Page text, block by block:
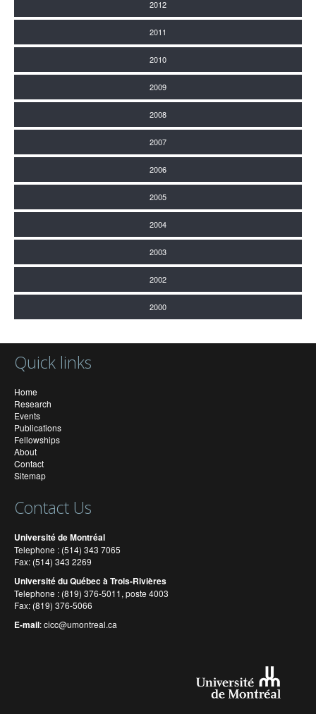
2012
2011
2010
2009
2008
2007
2006
2005
2004
2003
2002
2000
Quick links
Home
Research
Events
Publications
Fellowships
About
Contact
Sitemap
Contact Us
Université de Montréal
Telephone : (514) 343 7065
Fax: (514) 343 2269
Université du Québec à Trois-Rivières
Telephone : (819) 376-5011, poste 4003
Fax: (819) 376-5066
E-mail:cicc@umontreal.ca